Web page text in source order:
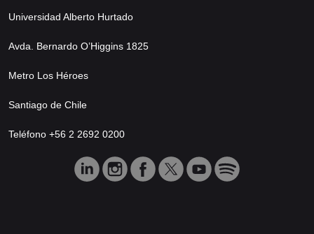
Universidad Alberto Hurtado
Avda. Bernardo O’Higgins 1825
Metro Los Héroes
Santiago de Chile
Teléfono +56 2 2692 0200